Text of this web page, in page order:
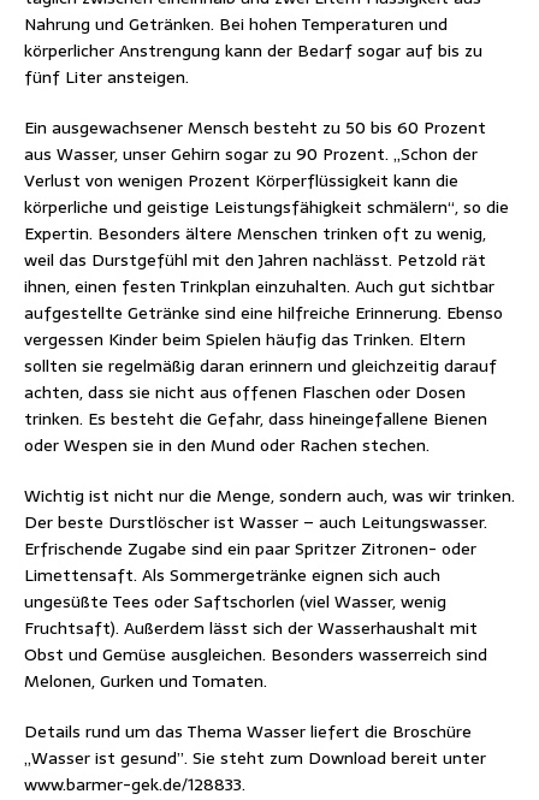
Nahrung und Getränken. Bei hohen Temperaturen und
körperlicher Anstrengung kann der Bedarf sogar auf bis zu
fünf Liter ansteigen.
Ein ausgewachsener Mensch besteht zu 50 bis 60 Prozent
aus Wasser, unser Gehirn sogar zu 90 Prozent. „Schon der
Verlust von wenigen Prozent Körperflüssigkeit kann die
körperliche und geistige Leistungsfähigkeit schmälern“, so die
Expertin. Besonders ältere Menschen trinken oft zu wenig,
weil das Durstgefühl mit den Jahren nachlässt. Petzold rät
ihnen, einen festen Trinkplan einzuhalten. Auch gut sichtbar
aufgestellte Getränke sind eine hilfreiche Erinnerung. Ebenso
vergessen Kinder beim Spielen häufig das Trinken. Eltern
sollten sie regelmäßig daran erinnern und gleichzeitig darauf
achten, dass sie nicht aus offenen Flaschen oder Dosen
trinken. Es besteht die Gefahr, dass hineingefallene Bienen
oder Wespen sie in den Mund oder Rachen stechen.
Wichtig ist nicht nur die Menge, sondern auch, was wir trinken.
Der beste Durstlöscher ist Wasser – auch Leitungswasser.
Erfrischende Zugabe sind ein paar Spritzer Zitronen- oder
Limettensaft. Als Sommergetränke eignen sich auch
ungesüßte Tees oder Saftschorlen (viel Wasser, wenig
Fruchtsaft). Außerdem lässt sich der Wasserhaushalt mit
Obst und Gemüse ausgleichen. Besonders wasserreich sind
Melonen, Gurken und Tomaten.
Details rund um das Thema Wasser liefert die Broschüre
„Wasser ist gesund”. Sie steht zum Download bereit unter
www.barmer-gek.de/128833.